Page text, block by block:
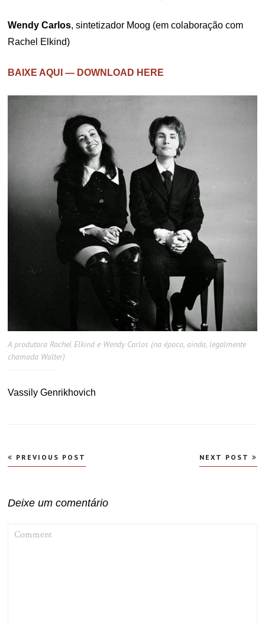
Wendy Carlos, sintetizador Moog (em colaboração com
Rachel Elkind)
BAIXE AQUI — DOWNLOAD HERE
A produtora Rachel Elkind e Wendy Carlos (na época, ainda, legalmente
chamada Walter)
Vassily Genrikhovich
Navegação
de
PREVIOUS POST NEXT POST
Deixe um comentário